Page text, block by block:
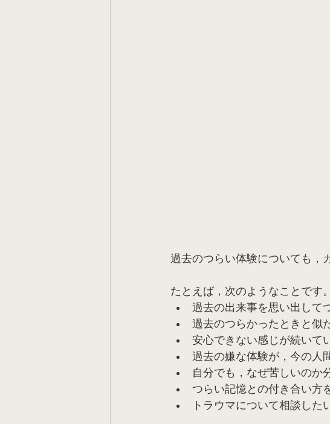
過去のつらい体験についても，
たとえば，次のようなことです。
過去の出来事を思い出して
過去のつらかったときと似
安心できない感じが続いて
過去の嫌な体験が，今の人
自分でも，なぜ苦しいのか
つらい記憶との付き合い方
トラウマについて相談した